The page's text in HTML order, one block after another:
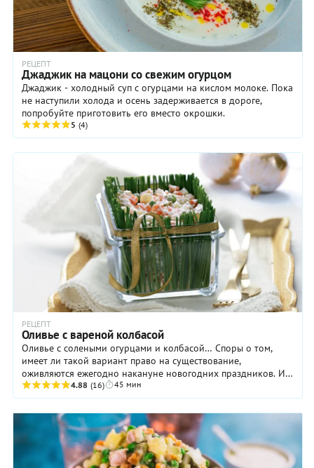
РЕЦЕПТ
Джаджик на мацони со свежим огурцом
Джаджик - холодный суп с огурцами на кислом молоке. Пока
не наступили холода и осень задерживается в дороге,
попробуйте приготовить его вместо окрошки.
5 (4)
РЕЦЕПТ
Оливье с вареной колбасой
Оливье с солеными огурцами и колбасой… Споры о том,
имеет ли такой вариант право на существование,
оживляются ежегодно накануне новогодних праздников. И
главным камнем преткновения является колбаса. ...
4.88 (16) 45 мин